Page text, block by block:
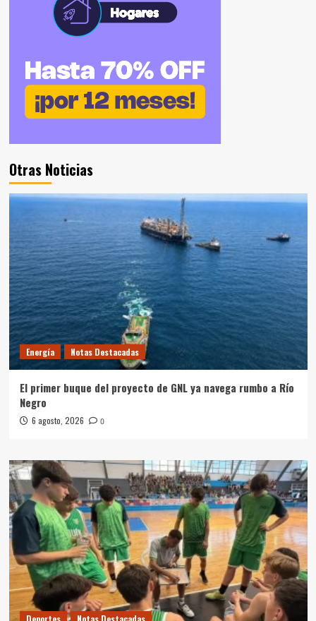
Otras Noticias
Energía Notas Destacadas
El primer buque del proyecto de GNL ya navega rumbo a Río
Negro
6 agosto, 2026 0